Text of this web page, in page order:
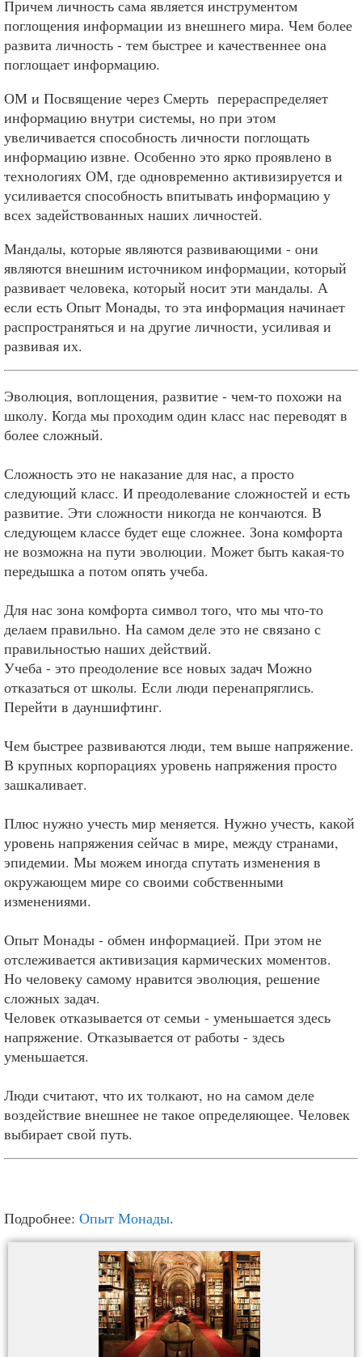
Причем личность сама является инструментом
поглощения информации из внешнего мира. Чем более
развита личность - тем быстрее и качественнее она
поглощает информацию.
ОМ и Посвящение через Смерть перераспределяет
информацию внутри системы, но при этом
увеличивается способность личности поглощать
информацию извне. Особенно это ярко проявлено в
технологиях ОМ, где одновременно активизируется и
усиливается способность впитывать информацию у
всех задействованных наших личностей.
Мандалы, которые являются развивающими - они
являются внешним источником информации, который
развивает человека, который носит эти мандалы. А
если есть Опыт Монады, то эта информация начинает
распространяться и на другие личности, усиливая и
развивая их.
Эволюция, воплощения, развитие - чем-то похожи на
школу. Когда мы проходим один класс нас переводят в
более сложный.
Сложность это не наказание для нас, а просто
следующий класс. И преодолевание сложностей и есть
развитие. Эти сложности никогда не кончаются. В
следующем классе будет еще сложнее. Зона комфорта
не возможна на пути эволюции. Может быть какая-то
передышка а потом опять учеба.
Для нас зона комфорта символ того, что мы что-то
делаем правильно. На самом деле это не связано с
правильностью наших действий.
Учеба - это преодоление все новых задач Можно
отказаться от школы. Если люди перенапряглись.
Перейти в дауншифтинг.
Чем быстрее развиваются люди, тем выше напряжение.
В крупных корпорациях уровень напряжения просто
зашкаливает.
Плюс нужно учесть мир меняется. Нужно учесть, какой
уровень напряжения сейчас в мире, между странами,
эпидемии. Мы можем иногда спутать изменения в
окружающем мире со своими собственными
изменениями.
Опыт Монады - обмен информацией. При этом не
отслеживается активизация кармических моментов.
Но человеку самому нравится эволюция, решение
сложных задач.
Человек отказывается от семьи - уменьшается здесь
напряжение. Отказывается от работы - здесь
уменьшается.
Люди считают, что их толкают, но на самом деле
воздействие внешнее не такое определяющее. Человек
выбирает свой путь.
Подробнее: Опыт Монады.